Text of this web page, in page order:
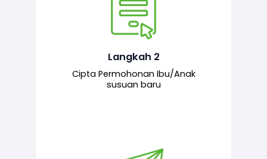
Langkah 2
Cipta Permohonan Ibu/Anak
susuan baru
Pemohon mengisi borang
permohonan bagi pendaftaran
baharu melalui sistem.